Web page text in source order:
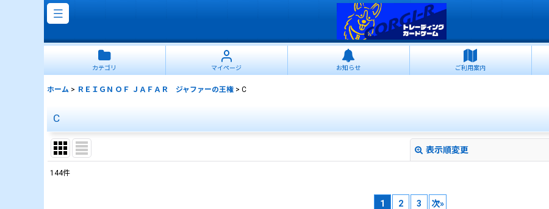
カテゴリ マイページ お知らせ ご利用案内
ホーム > ＲＥＩＧＮ ＯＦ ＪＡＦＡＲ ジャファーの王権 > C
C
表示順変更
144件
1 2 3 次»